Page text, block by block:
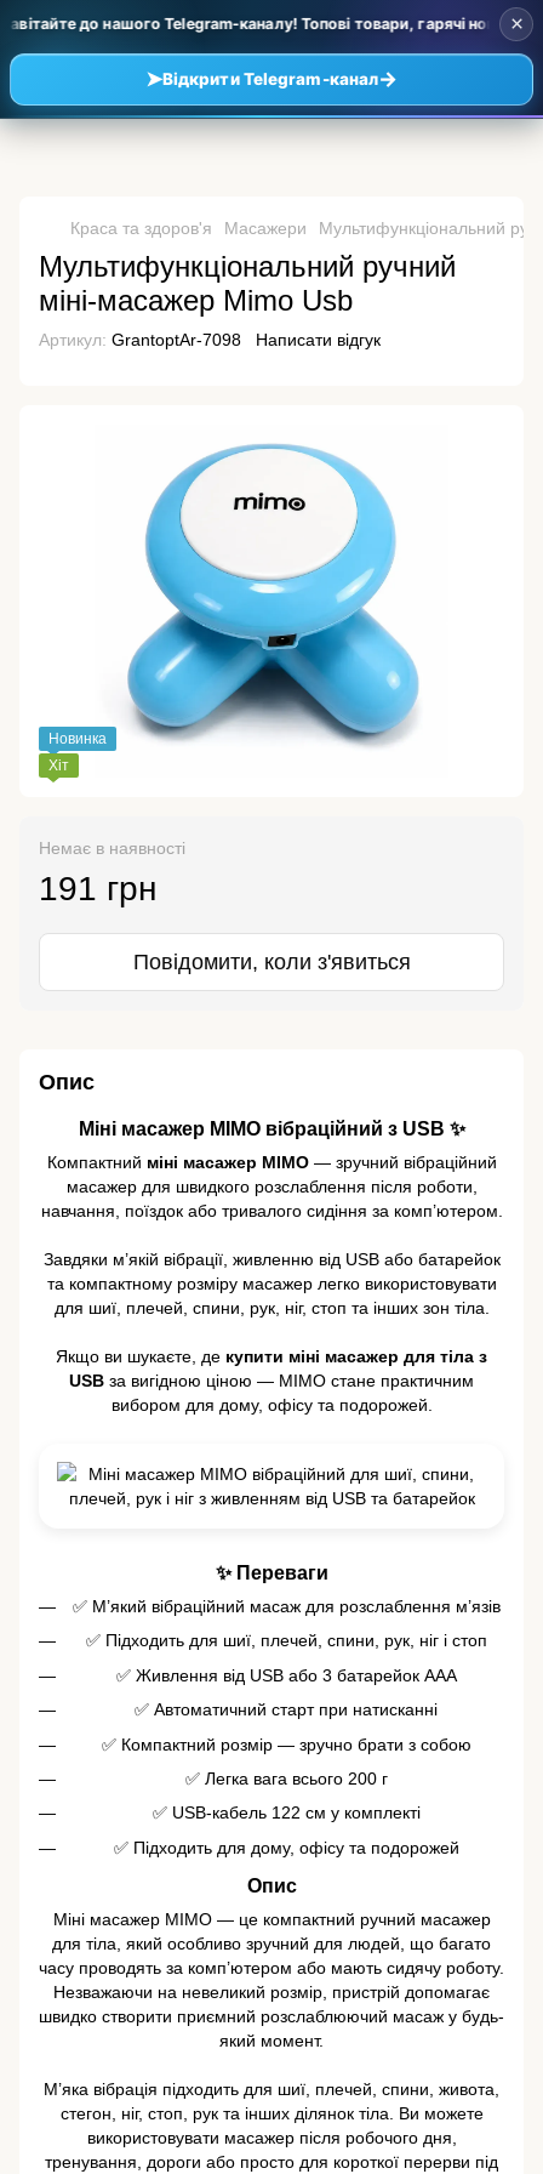
до нашого Telegram-каналу! Топові товари, гарячі новинки
➤Відкрити Telegram-канал→
×
Краса та здоров'я Масажери Мультифункціональний
Мультифункціональний ручний
міні-масажер Mimo Usb
Артикул: GrantoptAr-7098 Написати відгук
Новинка
Хіт
Немає в наявності
191 грн
Повідомити, коли з'явиться
Опис
Міні масажер MIMO вібраційний з USB ✨
Компактний міні масажер MIMO— зручний вібраційний
масажер для швидкого розслаблення після роботи,
навчання, поїздок або тривалого сидіння за комп’ютером.
Завдяки м’якій вібрації, живленню від USB або батарейок
та компактному розміру масажер легко використовувати
для шиї, плечей, спини, рук, ніг, стоп та інших зон тіла.
Якщо ви шукаєте, де купити міні масажер для тіла з
USB за вигідною ціною — MIMO стане практичним
вибором для дому, офісу та подорожей.
✨ Переваги
✅ М’який вібраційний масаж для розслаблення м’язів
✅ Підходить для шиї, плечей, спини, рук, ніг і стоп
✅ Живлення від USB або 3 батарейок AAA
✅ Автоматичний старт при натисканні
✅ Компактний розмір — зручно брати з собою
✅ Легка вага всього 200 г
✅ USB-кабель 122 см у комплекті
✅ Підходить для дому, офісу та подорожей
Опис
Міні масажер MIMO — це компактний ручний масажер
для тіла, який особливо зручний для людей, що багато
часу проводять за комп’ютером або мають сидячу роботу.
Незважаючи на невеликий розмір, пристрій допомагає
швидко створити приємний розслаблюючий масаж у будь-
який момент.
М’яка вібрація підходить для шиї, плечей, спини, живота,
стегон, ніг, стоп, рук та інших ділянок тіла. Ви можете
використовувати масажер після робочого дня,
тренування, дороги або просто для короткої перерви під